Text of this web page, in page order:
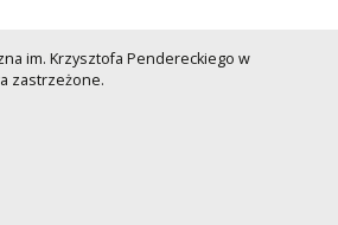
im. Krzysztofa Pendereckiego w
zastrzeżone.